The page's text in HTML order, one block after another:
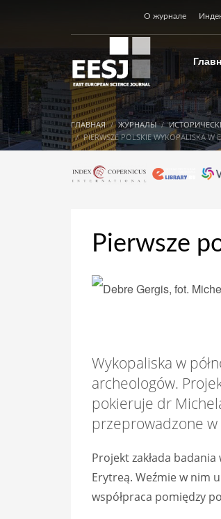
О журнале
ГЛАВНАЯ ЖУРНАЛЫ
PIERWSZE POLSKIE WYKOPALISKA W
Pierwsze
Wykopaliska w
archeologów.
pokieruje dr
przeprowadzone w
Projekt zakłada
Erytreą. Weźmie w nim
współpraca pomiędzy